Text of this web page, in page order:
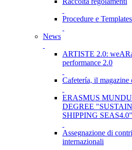
Procedure e Templates
News
ARTISTE 2.0:
performance 2.0
Cafetería, il
ERASMUS
DEGREE
SHIPPING SEAS4.0"
Assegnazione di
internazionali